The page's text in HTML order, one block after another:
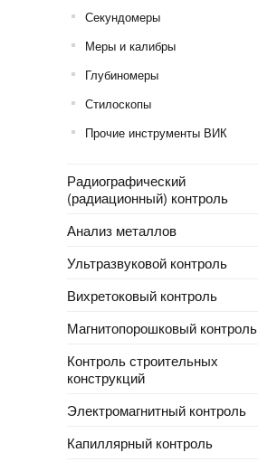
Секундомеры
Меры и калибры
Глубиномеры
Стилоскопы
Прочие инструменты ВИК
Радиографический
(радиационный) контроль
Анализ металлов
Ультразвуковой контроль
Вихретоковый контроль
Магнитопорошковый контроль
Контроль строительных
конструкций
Электромагнитный контроль
Капиллярный контроль